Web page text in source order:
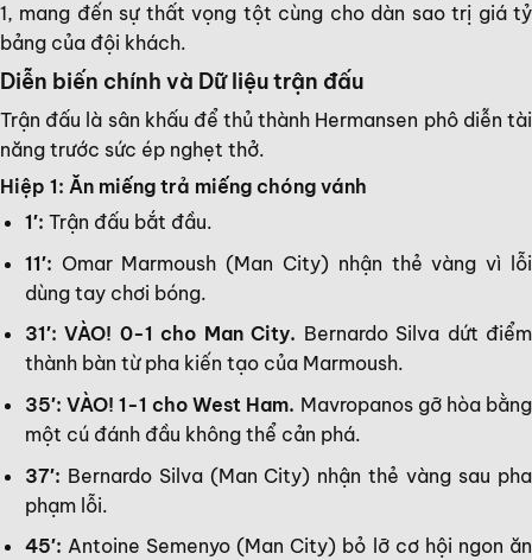
1, mang đến sự thất vọng tột cùng cho dàn sao trị giá tỷ
bảng của đội khách.
Diễn biến chính và Dữ liệu trận đấu
Trận đấu là sân khấu để thủ thành Hermansen phô diễn tài
năng trước sức ép nghẹt thở.
Hiệp 1: Ăn miếng trả miếng chóng vánh
1′: Trận đấu bắt đầu.
11′: Omar Marmoush (Man City) nhận thẻ vàng vì lỗi
dùng tay chơi bóng.
31′: VÀO! 0-1 cho Man City. Bernardo Silva dứt điểm
thành bàn từ pha kiến tạo của Marmoush.
35′: VÀO! 1-1 cho West Ham. Mavropanos gỡ hòa bằng
một cú đánh đầu không thể cản phá.
37′: Bernardo Silva (Man City) nhận thẻ vàng sau pha
phạm lỗi.
45′: Antoine Semenyo (Man City) bỏ lỡ cơ hội ngon ăn